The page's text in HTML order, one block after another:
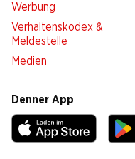
Werbung
Verhaltenskodex &
Meldestelle
Medien
Denner App